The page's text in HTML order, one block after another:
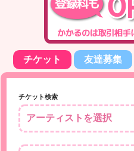
チケット 友達募集
チケット検索